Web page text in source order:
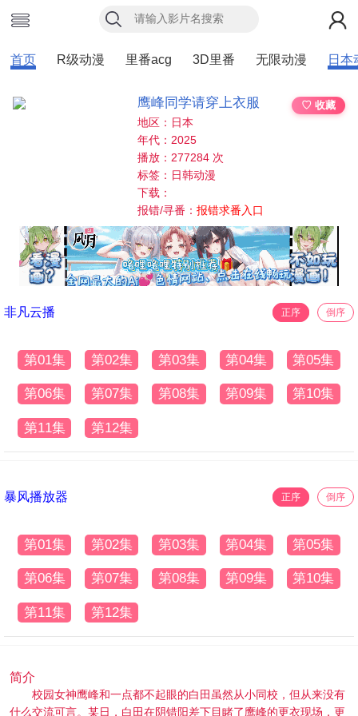
首页 R级动漫 里番acg 3D里番 无限动漫 日本
鹰峰同学请穿上衣服
♡ 收藏
地区：日本
年代：2025
播放：277284 次
标签：日韩动漫
下载：
报错/寻番：报错求番入口
非凡云播 正序 倒序
第01集 第02集 第03集 第04集 第05集
第06集 第07集 第08集 第09集 第10集
第11集 第12集
暴风播放器 正序 倒序
第01集 第02集 第03集 第04集 第05集
第06集 第07集 第08集 第09集 第10集
第11集 第12集
简介
校园女神鹰峰和一点都不起眼的白田虽然从小同校，但从来没有
什么交流可言。某日，白田在阴错阳差下目睹了鹰峰的更衣现场，更